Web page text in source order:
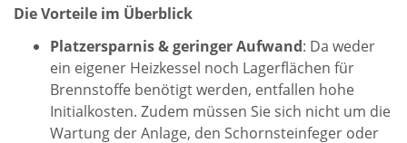
Die Vorteile im Überblick
Platzersparnis & geringer Aufwand: Da weder
ein eigener Heizkessel noch Lagerflächen für
Brennstoffe benötigt werden, entfallen hohe
Initialkosten. Zudem müssen Sie sich nicht um die
Wartung der Anlage, den Schornsteinfeger oder